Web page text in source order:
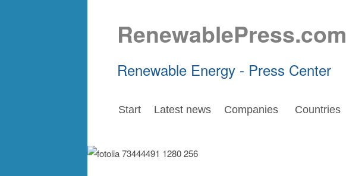
RenewablePress.com
Renewable Energy - Press Center
Start Latest news Companies Countries